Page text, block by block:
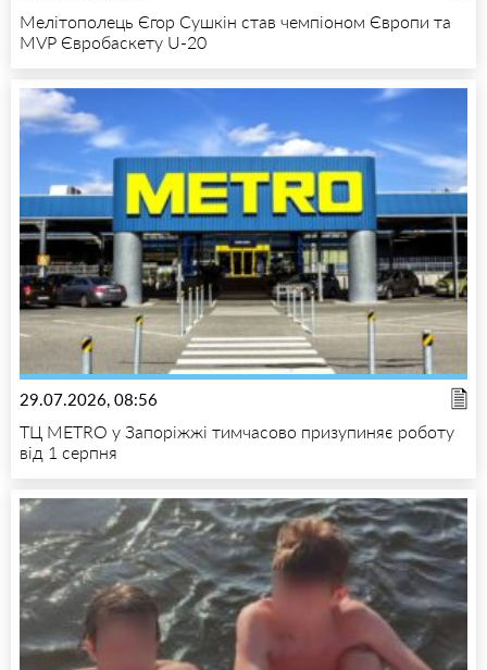
Мелітополець Єгор Сушкін став чемпіоном Європи та
MVP Євробаскету U-20
29.07.2026, 08:56
ТЦ METRO у Запоріжжі тимчасово призупиняє роботу
від 1 серпня